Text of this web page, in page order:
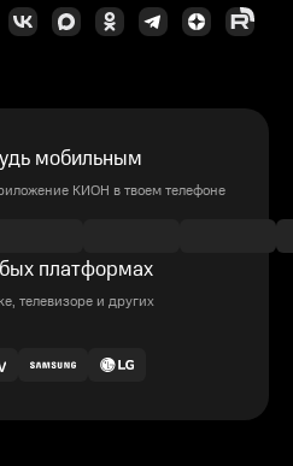
мобильным
КИОН в твоем телефоне
платформах
телевизоре и других